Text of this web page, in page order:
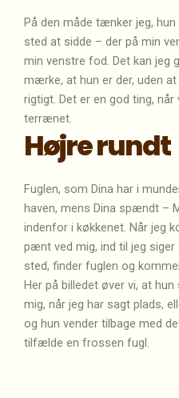
På den måde tænker jeg,
sted at sidde – der på min
min venstre fod. Det kan jeg
mærke, at hun er der, uden
rigtigt. Det er en god ting,
terrænet.
Højre rundt
Fuglen, som Dina har i
haven, mens Dina spændt –
indenfor i køkkenet. Når jeg
pænt ved mig, ind til jeg siger
sted, finder fuglen og
Her på billedet øver vi, at
mig, når jeg har sagt plads,
og hun vender tilbage med
tilfælde en frossen fugl.